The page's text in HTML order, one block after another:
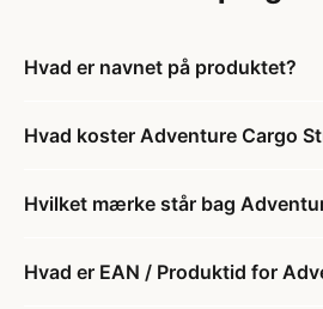
Hvad er navnet på produktet?
Hvad koster Adventure Cargo
Hvilket mærke står bag
Hvad er EAN / Produktid for